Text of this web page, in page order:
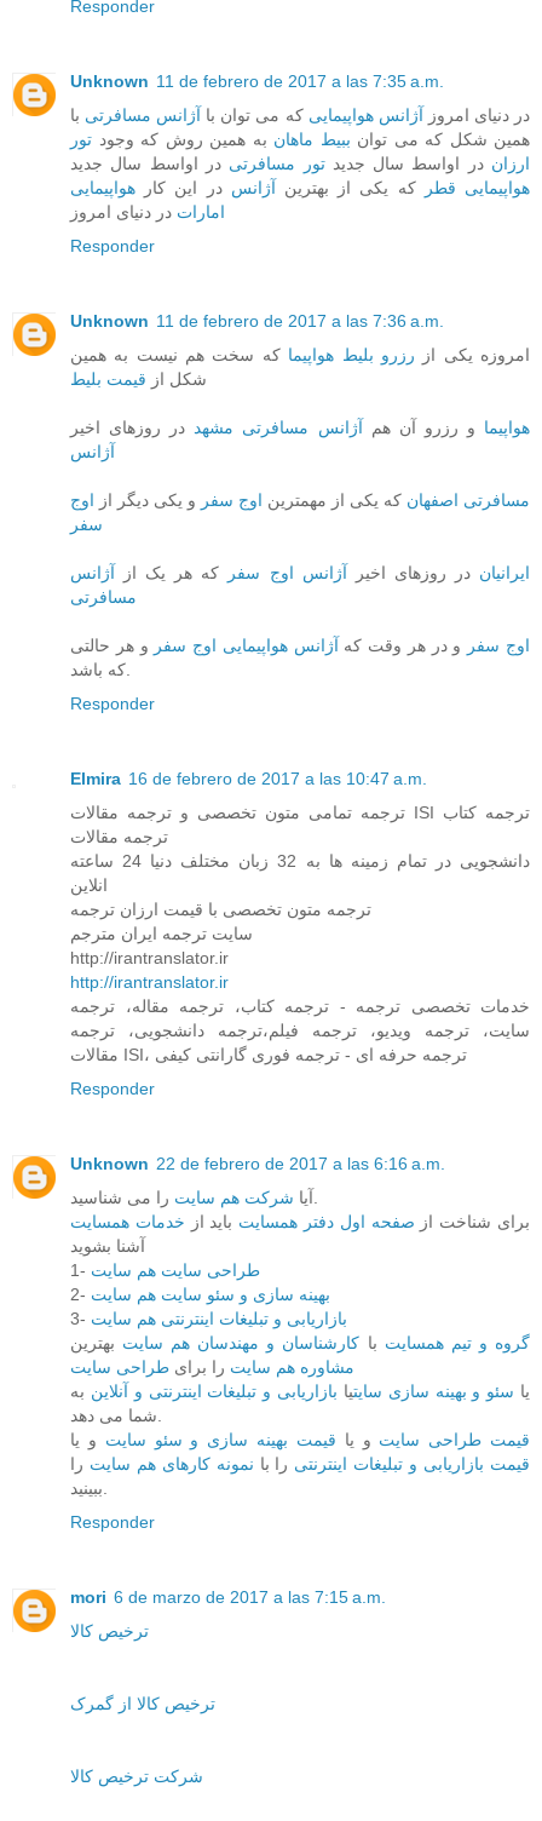
Responder
Unknown 11 de febrero de 2017 a las 7:35 a.m.
در دنیای امروز آژانس هواپیمایی که می توان با آژانس مسافرتی با
همین شکل که می توان ببیط ماهان به همین روش که وجود تور
ارزان در اواسط سال جدیدتور مسافرتی در اواسط سال جدید
هواپیمایی قطر
که یکی از بهترین آژانس در این کار هواپیمایی
امارات در دنیای امروز
Responder
Unknown 11 de febrero de 2017 a las 7:36 a.m.
امروزه یکی از رزرو بلیط هواپیما که سخت هم نیست به همین
شکل از قیمت بلیط
هواپیما و رزرو آن هم آژانس مسافرتی مشهد در روزهای اخیر
آژانس
مسافرتی اصفهان که یکی از مهمترین اوج سفر و یکی دیگر از اوج
سفر
ایرانیان در روزهای اخیر آژانس اوج سفر که هر یک از آژانس
مسافرتی
اوج سفر و در هر وقت که آژانس هواپیمایی اوج سفر و هر حالتی
Responder
Elmira 16 de febrero de 2017 a las 10:47 a.m.
ترجمه تمامی متون تخصصی و ترجمه مقالات ISI ترجمه کتاب
ترجمه مقالات
دانشجویی در تمام زمینه ها به 32 زبان مختلف دنیا 24 ساعته
انلاین
ترجمه متون تخصصی با قیمت ارزان ترجمه
سایت ترجمه ایران مترجم
http://irantranslator.ir
http://irantranslator.ir
خدمات تخصصی ترجمه - ترجمه کتاب، ترجمه مقاله، ترجمه
سایت، ترجمه ویدیو، ترجمه فیلم،ترجمه دانشجویی، ترجمه
مقالات ISI، ترجمه حرفه ای - ترجمه فوری گارانتی کیفی
Responder
Unknown 22 de febrero de 2017 a las 6:16 a.m.
آیا شرکت هم سایت
برای شناخت از صفحه اول دفتر همسایت باید از خدمات همسایت
آشنا بشوید
1- طراحی سایت هم سایت
2- بهینه سازی و سئو سایت هم سایت
3- بازاریابی و تبلیغات اینترنتی هم سایت
گروه و تیم همسایت با کارشناسان و مهندسان هم سایت بهترین
مشاوره هم سایت را برای طراحی سایت
یا سئو و بهینه سازی سایتیا بازاریابی و تبلیغات اینترنتی و آنلاین به
قیمت طراحی سایت و یا قیمت بهینه سازی و سئو سایت و یا
قیمت بازاریابی و تبلیغات اینترنتی را با نمونه کارهای هم سایت را
Responder
mori 6 de marzo de 2017 a las 7:15 a.m.
ترخیص کالا
ترخیص کالا از گمرک
شرکت ترخیص کالا